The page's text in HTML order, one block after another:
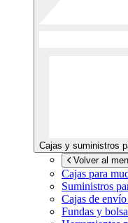
Cajas y suministros
Volver al
Cajas para
Suministros
Cajas de
Fundas y